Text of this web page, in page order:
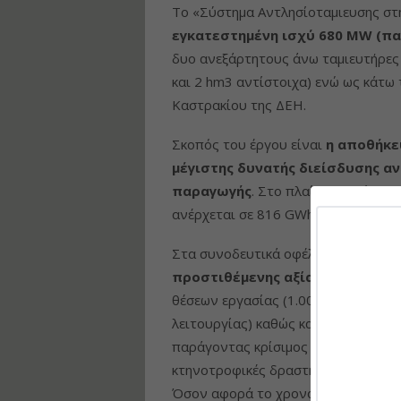
Το «Σύστημα Αντλησίοταμιευσης
εγκατεστημένη ισχύ 680 MW
δυο ανεξάρτητους άνω
και 2 hm3 αντίστοιχα) ενώ ως κάτω
Καστρακίου της ΔΕΗ.
Σκοπός του έργου είναι η
μέγιστης δυνατής διείσδυσης
παραγωγής. Στο πλαίσιο αυτό
ανέρχεται σε 816 GWh.
Στα συνοδευτικά οφέλη
προστιθέμενης αξίας,
θέσεων εργασίας (1.000 κατά τη
λειτουργίας) καθώς και η βελτίωση
παράγοντας κρίσιμος τόσο για το
κτηνοτροφικές δραστηριότητες.
Όσον αφορά το χρονοδιάγραμμα,